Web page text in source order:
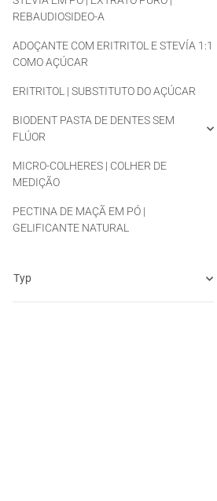
REBAUDIOSIDEO-A
ADOÇANTE COM ERITRITOL E STEVÍA 1:1
COMO AÇÚCAR
ERITRITOL | SUBSTITUTO DO AÇÚCAR
BIODENT PASTA DE DENTES SEM
FLÚOR
MICRO-COLHERES | COLHER DE
MEDIÇÃO
PECTINA DE MAÇÃ EM PÓ |
GELIFICANTE NATURAL
Typ